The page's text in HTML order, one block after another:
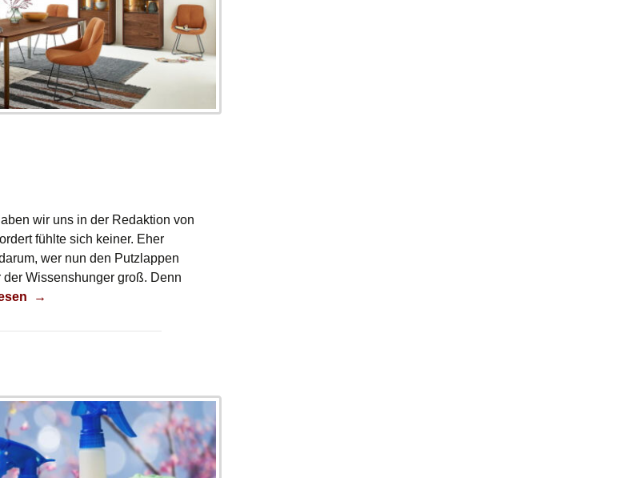
wir uns in der Redaktion von
fühlte sich keiner. Eher
wer nun den Putzlappen
Wissenshunger groß. Denn
wieder
→